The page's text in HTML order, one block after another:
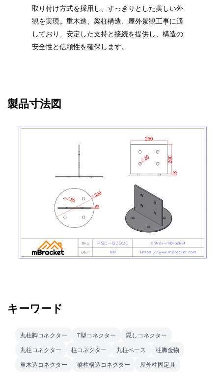
取り付け方式を採用し、すっきりとした美しい外
観を実現。重木造、梁柱構造、屋外景観工事に適
しており、安定した支持と接続を提供し、構造の
安全性と信頼性を確保します。
製品寸法図
キーワード
丸柱脚コネクター T型コネクター
隠しコネクター
丸柱コネクター
柱コネクター 丸柱ベース
柱脚金物
重木造コネクター
梁柱構造コネクター 屋外柱固定具